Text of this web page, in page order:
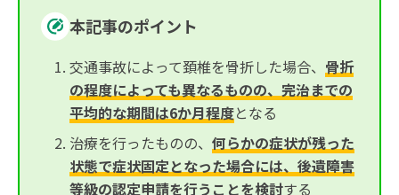
本記事のポイント
交通事故によって頚椎を骨折した場合、 骨折
の程度によっても異なるものの、完治までの
平均的な期間は6か月程度となる
治療を行ったものの、 何らかの症状が残った
状態で症状固定となった場合には、後遺障害
等級の認定申請を行うことを検討する